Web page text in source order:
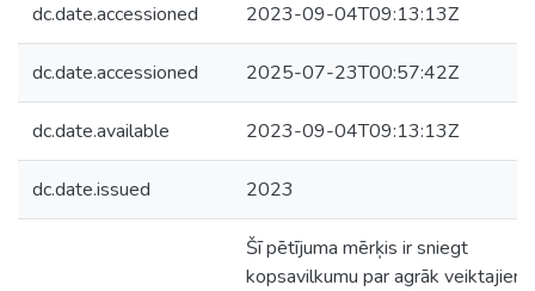
dc.date.accessioned 2023-09-04T09:13:13Z
dc.date.accessioned 2025-07-23T00:57:42Z
dc.date.available 2023-09-04T09:13:13Z
dc.date.issued 2023
Šī pētījuma mērķis ir sniegt
kopsavilkumu par agrāk veiktajiem